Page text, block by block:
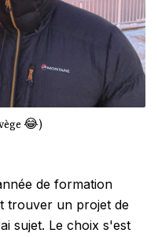
😂)
de formation
trouver un projet de
sujet. Le choix s'est